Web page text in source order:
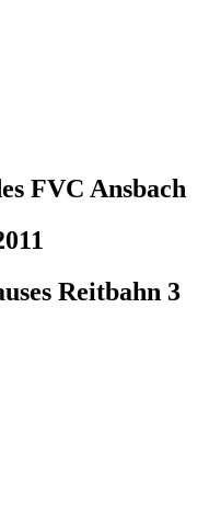
FVC Ansbach
Reitbahn 3